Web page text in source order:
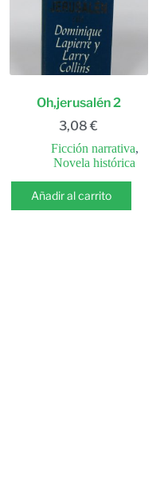
Oh,jerusalén 2
3,08€
Ficción narrativa,
Novela histórica
Añadir al carrito